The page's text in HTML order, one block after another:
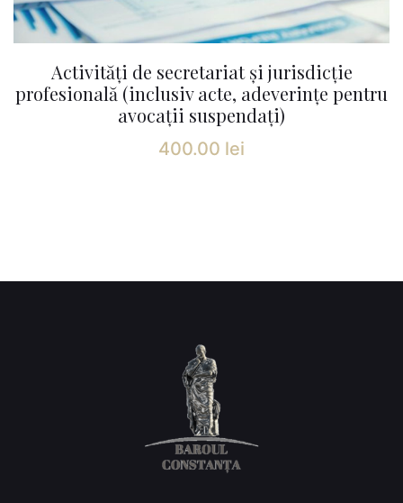
Activități de secretariat și jurisdicție
profesională (inclusiv acte, adeverințe pentru
avocații suspendați)
400.00 lei